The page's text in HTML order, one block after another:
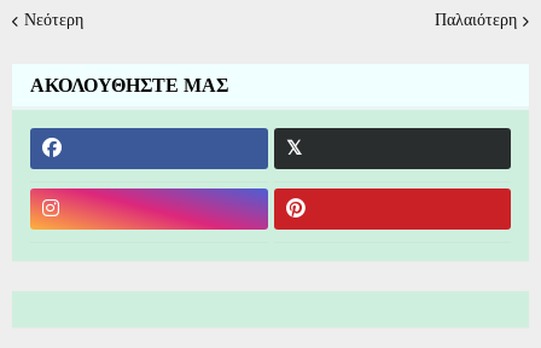
Νεότερη Παλαιότερη
ΑΚΟΛΟΥΘΗΣΤΕ ΜΑΣ